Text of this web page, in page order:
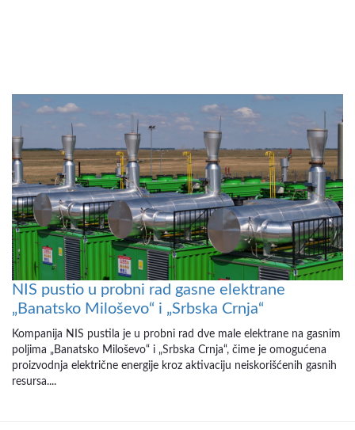
NIS pustio u probni rad gasne elektrane
„Banatsko Miloševo“ i „Srbska Crnja“
Kompanija NIS pustila je u probni rad dve male elektrane na gasnim
poljima „Banatsko Miloševo“ i „Srbska Crnja“, čime je omogućena
proizvodnja električne energije kroz aktivaciju neiskorišćenih gasnih
resursa....